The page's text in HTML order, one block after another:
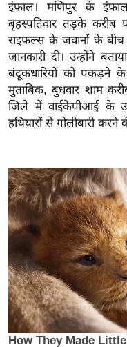
ग
त
वि
शे
ष
ज्ञ
रा
ब
ज
ट
खे
ल
क्रि
के
ट
I
P
इंफाल। मणिपुर के
बृहस्पतिवार तड़के करीब
राइफल्स के जवानों के बीच
जानकारी दी। उन्होंने
बंदूकधारियों को पकड़ने के
मुताबिक, बुधवार शाम
जिले में वाईकेपीआई के
हथियारों से गोलीबारी